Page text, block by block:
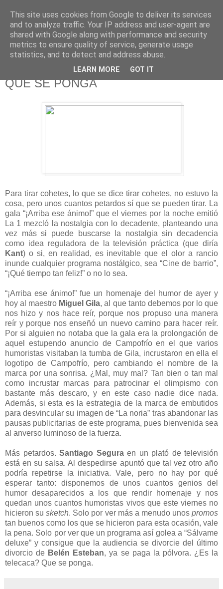
625 RANAS
LA TELEVISIÓN DESDE EL PUNTO DE VISTA BATRACIO
QUE SE PONGA
Para tirar cohetes, lo que se dice tirar cohetes, no estuvo la
cosa, pero unos cuantos petardos sí que se pueden tirar. La
gala “¡Arriba ese ánimo!” que el viernes por la noche emitió
La 1 mezcló la nostalgia con lo decadente, planteando una
vez más si puede buscarse la nostalgia sin decadencia
como idea reguladora de la televisión práctica (que diría
Kant) o si, en realidad, es inevitable que el olor a rancio
inunde cualquier programa nostálgico, sea “Cine de barrio”,
“¡Qué tiempo tan feliz!” o no lo sea.
“¡Arriba ese ánimo!” fue un homenaje del humor de ayer y
hoy al maestro Miguel Gila, al que tanto debemos por lo que
nos hizo y nos hace reír, porque nos propuso una manera
reír y porque nos enseñó un nuevo camino para hacer reír.
Por si alguien no notaba que la gala era la prolongación de
aquel estupendo anuncio de Campofrío en el que varios
humoristas visitaban la tumba de Gila, incrustaron en ella el
logotipo de Campofrío, pero cambiando el nombre de la
marca por una sonrisa. ¿Mal, muy mal? Tan bien o tan mal
como incrustar marcas para patrocinar el olimpismo con
bastante más descaro, y en este caso nadie dice nada.
Además, si esta es la estrategia de la marca de embutidos
para desvincular su imagen de “La noria” tras abandonar las
pausas publicitarias de este programa, pues bienvenida sea
al anverso luminoso de la fuerza.
Más petardos. Santiago Seguraen un plató de televisión
está en su salsa. Al despedirse apuntó que tal vez otro año
podría repetirse la iniciativa. Vale, pero no hay por qué
esperar tanto: disponemos de unos cuantos genios del
humor desaparecidos a los que rendir homenaje y nos
quedan unos cuantos humoristas vivos que este viernes no
hicieron susketch. Solo por ver más a menudo unospromos
tan buenos como los que se hicieron para esta ocasión, vale
la pena. Solo por ver que un programa así golea a “Sálvame
deluxe” y consigue que la audiencia se divorcie del último
divorcio de Belén Esteban, ya se paga la pólvora. ¿Es la
telecaca? Que se ponga.
This site uses cookies from Google to deliver its services
and to analyze traffic. Your IP address and user-agent are
shared with Google along with performance and security
metrics to ensure quality of service, generate usage
statistics, and to detect and address abuse.
LEARN MORE GOT IT